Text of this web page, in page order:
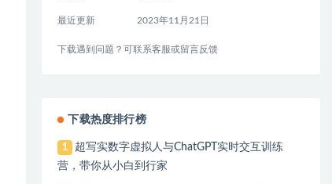
最近更新 2023年11月21日
下载遇到问题？可联系客服或留言反馈
下载热度排行榜
1
超写实数字虚拟人与ChatGPT实时交互训练
营，带你从小白到行家